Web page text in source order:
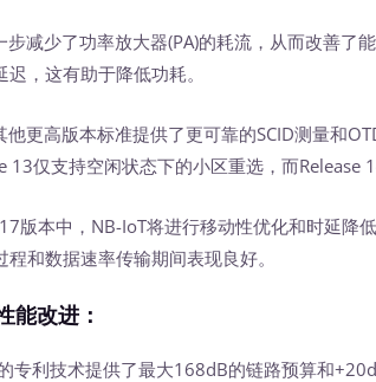
少了功率放大器(PA)的耗流，从而改善了能
，这有助于降低功耗。
高版本标准提供了更可靠的SCID测量和
13仅支持空闲状态下的小区重选，而Release
本中，NB-IoT将进行移动性优化和时延降
程和数据速率传输期间表现良好。
改进：
利技术提供了最大168dB的链路预算和